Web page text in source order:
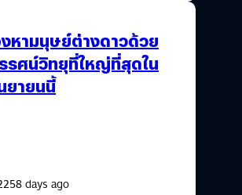
หามนุษย์ต่างดาวด้วย
รศน์วิทยุที่ใหญ่ที่สุดใน
ยายนนี้
days ago